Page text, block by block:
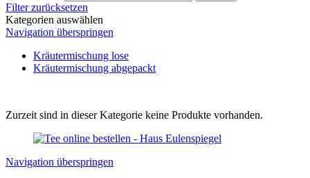
Filter zurücksetzen
Kategorien auswählen
Navigation überspringen
Kräutermischung lose
Kräutermischung abgepackt
Zurzeit sind in dieser Kategorie keine Produkte vorhanden.
Navigation überspringen